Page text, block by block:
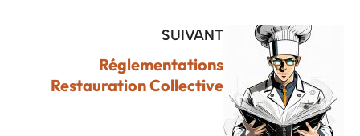
SUIVANT
Réglementations
Restauration Collective